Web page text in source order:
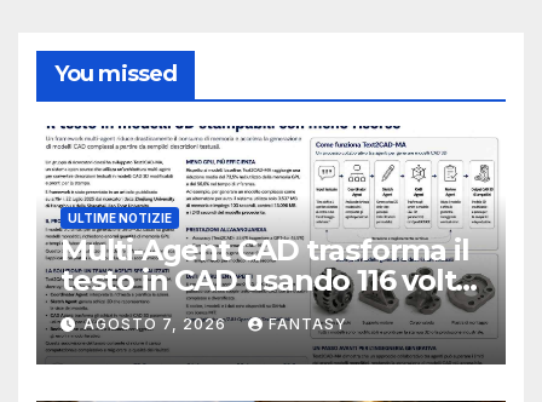
You missed
ULTIME NOTIZIE
Multi-Agent CAD trasforma il
testo in CAD usando 116 volte
meno token
AGOSTO 7, 2026 FANTASY